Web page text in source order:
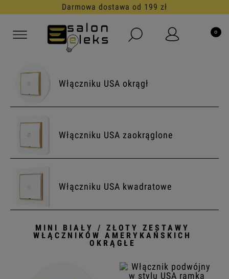
Darmowa dostawa od 199 zł
Włączniku USA okrągł
Włączniku USA zaokrąglone
Włączniku USA kwadratowe
MINI BIAŁY / ZŁOTY ZESTAWY
WŁĄCZNIKÓW AMERYKAŃSKICH
OKRĄGŁE